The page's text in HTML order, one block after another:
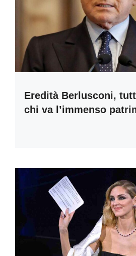
Eredità Berlusconi,
chi va l’immenso